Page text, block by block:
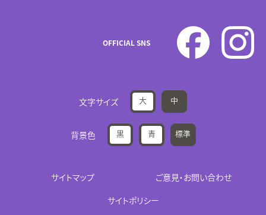
OFFICIAL SNS
文字サイズ 大 中
背景色 黒 青 標準
サイトマップ
ご意見・お問い合わせ
サイトポリシー